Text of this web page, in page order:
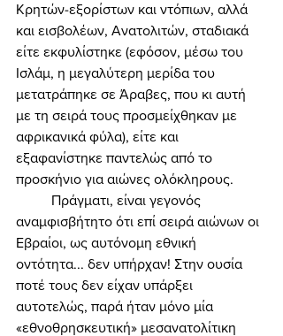
Κρητών-εξορίστων και ντόπιων, αλλά
και εισβολέων, Ανατολιτών, σταδιακά
είτε εκφυλίστηκε (εφόσον, μέσω του
Ισλάμ, η μεγαλύτερη μερίδα του
μετατράπηκε σε Άραβες, που κι αυτή
με τη σειρά τους προσμείχθηκαν με
αφρικανικά φύλα), είτε και
εξαφανίστηκε παντελώς από το
προσκήνιο για αιώνες ολόκληρους.
αναμφισβήτητο ότι επί σειρά αιώνων οι
Εβραίοι, ως αυτόνομη εθνική
οντότητα... δεν υπήρχαν! Στην ουσία
ποτέ τους δεν είχαν υπάρξει
αυτοτελώς, παρά ήταν μόνο μία
«εθνοθρησκευτική» μεσανατολίτικη